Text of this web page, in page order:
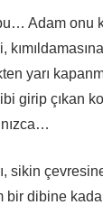
Adam onu
yarı
girip çıkan
sikin çevresine
bir dibine